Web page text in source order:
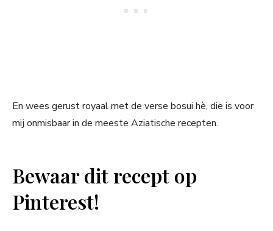
En wees gerust royaal met de verse bosui hè, die is voor
mij onmisbaar in de meeste Aziatische recepten.
Bewaar dit recept op
Pinterest!